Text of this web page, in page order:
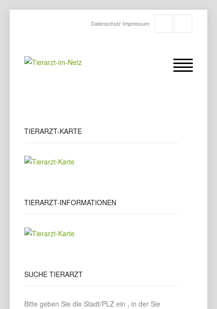
Datenschutz Impressum
TIERARZT-KARTE
TIERARZT-INFORMATIONEN
SUCHE TIERARZT
Bitte geben Sie die Stadt/PLZ ein , in der Sie